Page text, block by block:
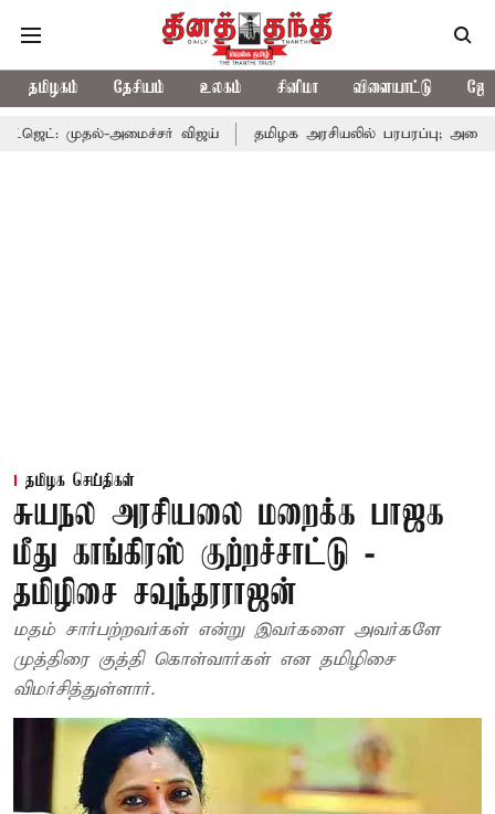
தமிழகம் தேசியம் உலகம் சினிமா விளையாட்டு
அமைச்சர் விஜய் தமிழக அரசியலில் பரபரப்பு; அமைச்சர் ஆனந்த்
தமிழக செய்திகள்
சுயநல அரசியலை மறைக்க பாஜக
மீது காங்கிரஸ் குற்றச்சாட்டு -
தமிழிசை சவுந்தரராஜன்
மதம் சார்பற்றவர்கள் என்று இவர்களை அவர்களே
முத்திரை குத்தி கொள்வார்கள் என தமிழிசை
விமர்சித்துள்ளார்.